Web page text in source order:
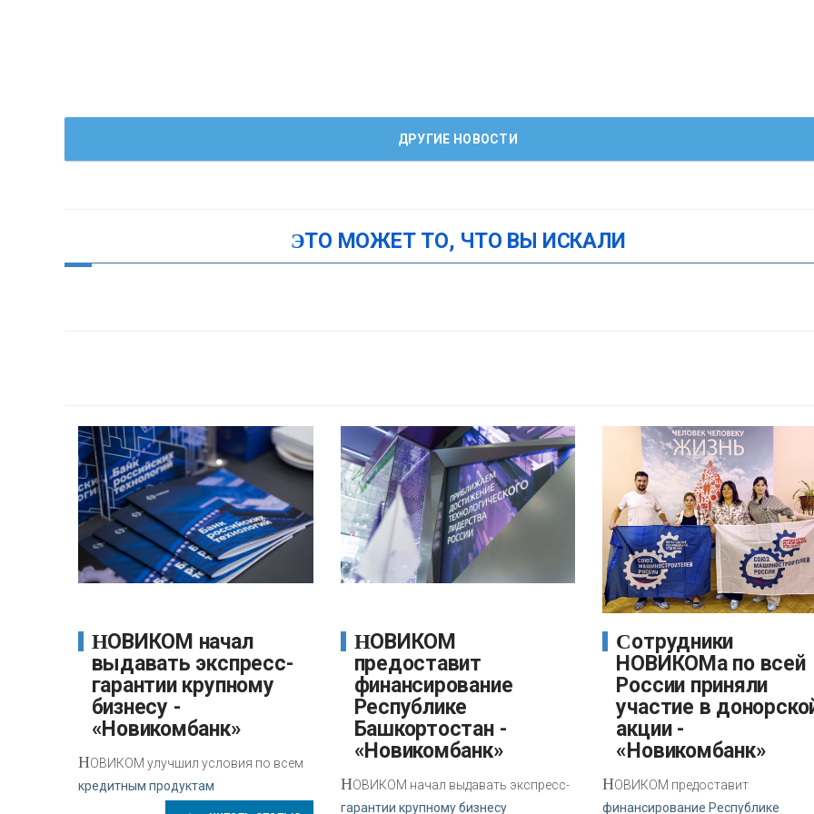
ДРУГИЕ НОВОСТИ
ЭТО МОЖЕТ ТО, ЧТО ВЫ ИСКАЛИ
НОВИКОМ начал
выдавать экспресс-
гарантии крупному
бизнесу -
«Новикомбанк»
НОВИКОМ улучшил условия по всем
кредитным продуктам
НОВИКОМ
предоставит
финансирование
Республике
Башкортостан -
«Новикомбанк»
НОВИКОМ начал выдавать экспресс-
гарантии крупному бизнесу
Сотрудники
НОВИКОМа по всей
России приняли
участие в
акции -
«Новикомбанк»
НОВИКОМ предоставит
финансирование Республике